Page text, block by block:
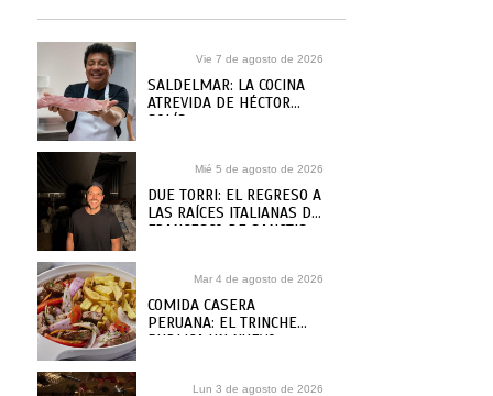
Vie 7 de agosto de 2026
SALDELMAR: LA COCINA
ATREVIDA DE HÉCTOR
SOLÍS
Mié 5 de agosto de 2026
DUE TORRI: EL REGRESO A
LAS RAÍCES ITALIANAS DE
FRANCESCO DE SANCTIS
Mar 4 de agosto de 2026
COMIDA CASERA
PERUANA: EL TRINCHE
PUBLICA UN NUEVO
Lun 3 de agosto de 2026